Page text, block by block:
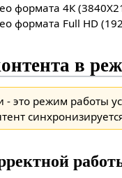
формата 4К
формата Full HD
в
это режим работы